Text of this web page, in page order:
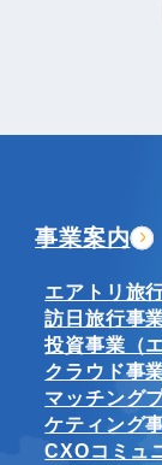
事業案内
エアトリ旅
訪日旅行事
投資事業（
クラウド事
マッチング
ケティング
CXOコミュ